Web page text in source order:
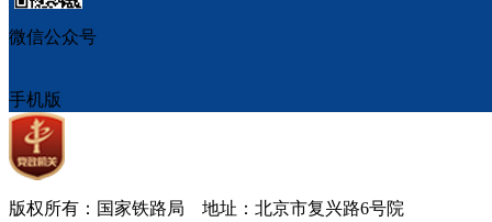
微信公众号
手机版
版权所有：国家铁路局 地址：北京市复兴路6号院